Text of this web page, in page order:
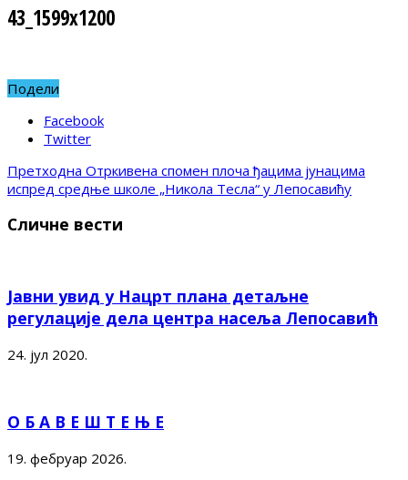
43_1599x1200
Подели
Facebook
Twitter
Претходна Отркивена спомен плоча ђацима јунацима
испред средње школе „Никола Тесла“ у Лепосавићу
Сличне вести
Јавни увид у Нацрт плана детаљне
регулације дела центра насеља Лепосавић
24. јул 2020.
О Б А В Е Ш Т Е Њ Е
19. фебруар 2026.